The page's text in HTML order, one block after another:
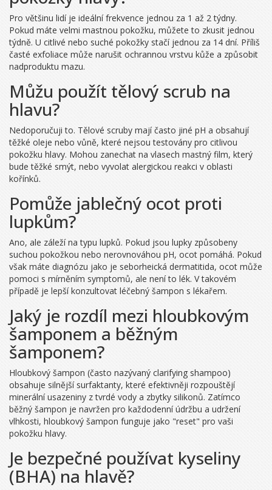
Pro většinu lidí je ideální frekvence jednou za 1 až 2 týdny.
Pokud máte velmi mastnou pokožku, můžete to zkusit jednou
týdně. U citlivé nebo suché pokožky stačí jednou za 14 dní. Příliš
časté exfoliace může narušit ochrannou vrstvu kůže a způsobit
nadproduktu mazu.
Můžu použít tělový scrub na
hlavu?
Nedoporučuji to. Tělové scruby mají často jiné pH a obsahují
těžké oleje nebo vůně, které nejsou testovány pro citlivou
pokožku hlavy. Mohou zanechat na vlasech mastný film, který
bude těžké smýt, nebo vyvolat alergickou reakci v oblasti
kořínků.
Pomůže jablečný ocot proti
lupkům?
Ano, ale záleží na typu lupků. Pokud jsou lupky způsobeny
suchou pokožkou nebo nerovnováhou pH, ocot pomáhá. Pokud
však máte diagnózu jako je seborheická dermatitida, ocot může
pomoci s mírněním symptomů, ale není to lék. V takovém
případě je lepší konzultovat léčebný šampon s lékařem.
Jaký je rozdíl mezi hloubkovým
šamponem a běžným
šamponem?
Hloubkový šampon (často nazývaný clarifying shampoo)
obsahuje silnější surfaktanty, které efektivněji rozpouštějí
minerální usazeniny z tvrdé vody a zbytky silikonů. Zatímco
běžný šampon je navržen pro každodenní údržbu a udržení
vlhkosti, hloubkový šampon funguje jako "reset" pro vaši
pokožku hlavy.
Je bezpečné používat kyseliny
(BHA) na hlavě?